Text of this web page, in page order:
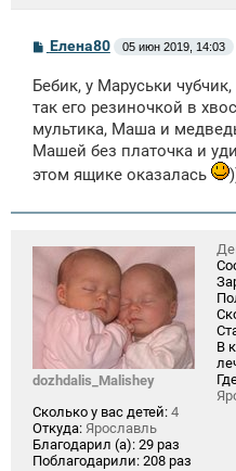
С
б
щ
н
и
Елена80 05 июн 2019, 14:03
Бебик, у Маруськи
так его резиночкой в
мультика, Маша и
Машей без платочка и
этом ящике оказалась
dozhdalis_Malishey
В
Сколько у вас детей: 4
Откуда: Ярославль
Благодарил (а): 29 раз
Поблагодарили: 208 раз